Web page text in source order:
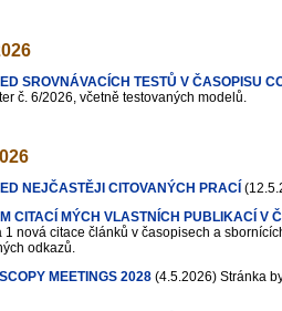
SROVNÁVACÍCH TESTŮ V ČASOPISU
č. 6/2026, včetně testovaných modelů.
NEJČASTĚJI CITOVANÝCH PRACÍ
CITACÍ MÝCH VLASTNÍCH PUBLIKACÍ V
1 nová citace článků v časopisech a
odkazů.
MEETINGS 2028 (4.5.2026) Stránka